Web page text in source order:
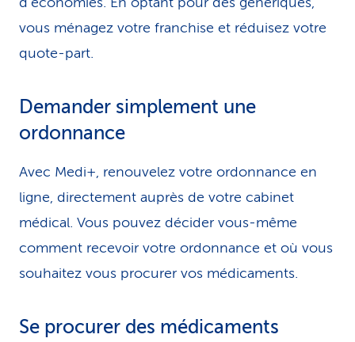
vous ménagez votre franchise et réduisez votre
quote-part.
Demander simplement une
ordonnance
Avec Medi+, renouvelez votre ordonnance en
ligne, directement auprès de votre cabinet
médical. Vous pouvez décider vous-même
comment recevoir votre ordonnance et où vous
souhaitez vous procurer vos médicaments.
Se procurer des médicaments